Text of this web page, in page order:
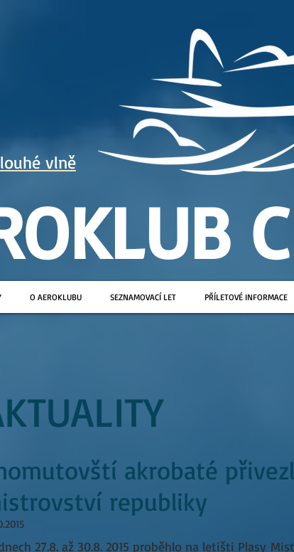
vlně
O AEROKLUBU SEZNAMOVACÍ LET PŘÍLETOVÉ INFORMACE
akrobaté
republiky
27.8. až 30.8. 2015 proběhlo na letišti Plasy